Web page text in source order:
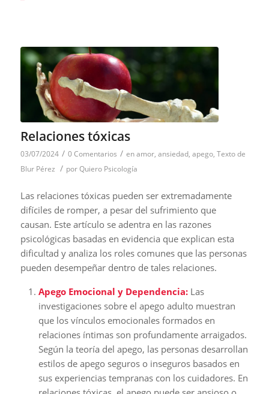
Relaciones tóxicas
03/07/2024 / 0 Comentarios / enamor, ansiedad, apego, Texto de
Blur Pérez / porQuiero Psicología
Las relaciones tóxicas pueden ser extremadamente
difíciles de romper, a pesar del sufrimiento que
causan. Este artículo se adentra en las razones
psicológicas basadas en evidencia que explican esta
dificultad y analiza los roles comunes que las personas
pueden desempeñar dentro de tales relaciones.
Apego Emocional y Dependencia:Las
investigaciones sobre el apego adulto muestran
que los vínculos emocionales formados en
relaciones íntimas son profundamente arraigados.
Según la teoría del apego, las personas desarrollan
estilos de apego seguros o inseguros basados en
sus experiencias tempranas con los cuidadores. En